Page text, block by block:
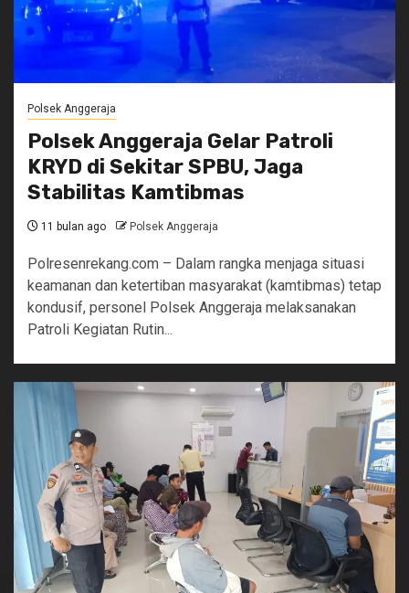
Polsek Anggeraja
Polsek Anggeraja Gelar Patroli
KRYD di Sekitar SPBU, Jaga
Stabilitas Kamtibmas
11 bulan ago Polsek Anggeraja
Polresenrekang.com – Dalam rangka menjaga situasi
keamanan dan ketertiban masyarakat (kamtibmas) tetap
kondusif, personel Polsek Anggeraja melaksanakan
Patroli Kegiatan Rutin...